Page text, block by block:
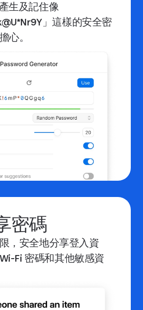
生及記住像
」這樣的安全密
心。
密碼
，安全地分享登入資
Fi 密碼和其他敏感資